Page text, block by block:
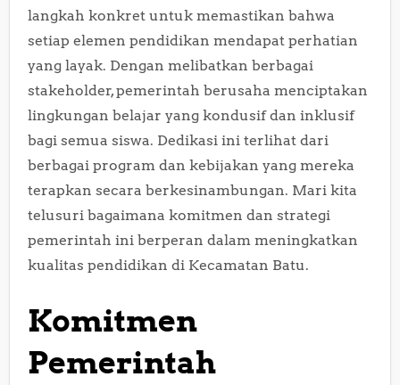
langkah konkret untuk memastikan bahwa
setiap elemen pendidikan mendapat perhatian
yang layak. Dengan melibatkan berbagai
stakeholder, pemerintah berusaha menciptakan
lingkungan belajar yang kondusif dan inklusif
bagi semua siswa. Dedikasi ini terlihat dari
berbagai program dan kebijakan yang mereka
terapkan secara berkesinambungan. Mari kita
telusuri bagaimana komitmen dan strategi
pemerintah ini berperan dalam meningkatkan
kualitas pendidikan di Kecamatan Batu.
Komitmen
Pemerintah